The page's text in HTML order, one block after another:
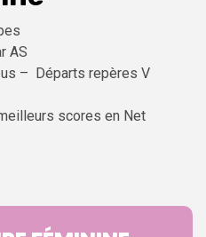
AS
– Départs repères V
scores en Net